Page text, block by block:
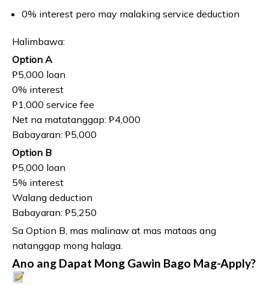
0% interest pero may malaking service deduction
Halimbawa:
Option A
₱5,000 loan
0% interest
₱1,000 service fee
Net na matatanggap: ₱4,000
Babayaran: ₱5,000
Option B
₱5,000 loan
5% interest
Walang deduction
Babayaran: ₱5,250
Sa Option B, mas malinaw at mas mataas ang
natanggap mong halaga.
Ano ang Dapat Mong Gawin Bago Mag-Apply?